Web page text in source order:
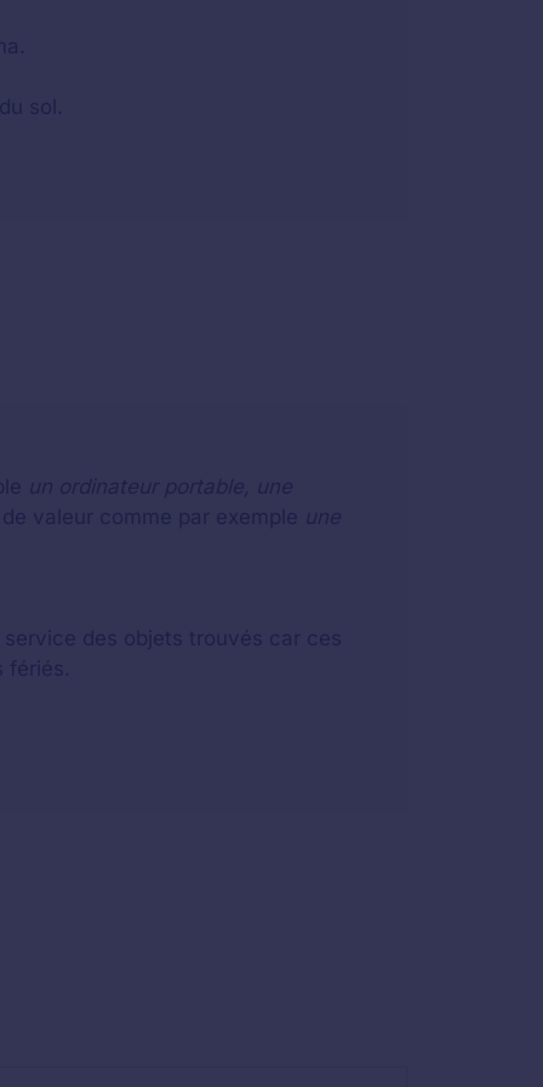
sol.
un ordinateur portable, une
valeur comme par exemple une
des objets trouvés car ces
fériés.